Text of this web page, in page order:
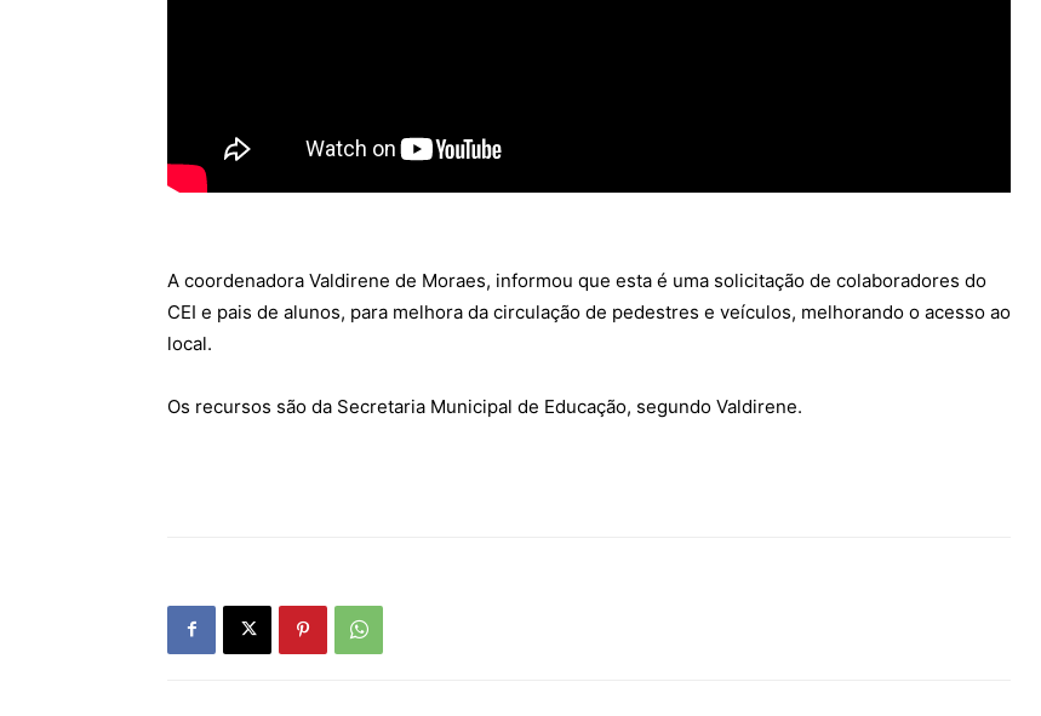
European Commission | Cookies
A coordenadora Valdirene de Moraes, informou que esta é uma solicitação de colaboradores do
CEI e pais de alunos, para melhora da circulação de pedestres e veículos, melhorando o acesso ao
local.
Os recursos são da Secretaria Municipal de Educação, segundo Valdirene.